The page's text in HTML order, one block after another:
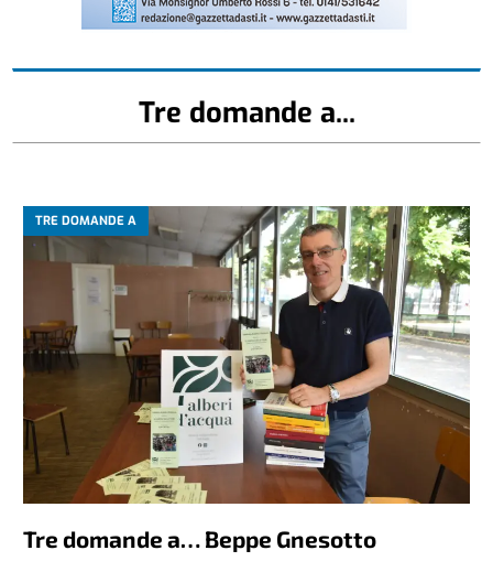
Tre domande a...
TRE DOMANDE A
Tre domande a… Beppe Gnesotto